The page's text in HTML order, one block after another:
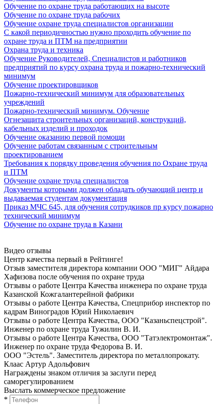
Обучение по охране труда работающих на высоте
Обучение по охране труда рабочих
Обучение охране труда специалистов организации
С какой периодичностью нужно проходить обучение по
охране труда и ПТМ на предприятии
Охрана труда и техника
Обучение Руководителей, Специалистов и работников
предприятий по курсу охрана труда и пожарно-технический
минимум
Обучение проектировщиков
Пожарно-технический минимум для образовательных
учреждений
Пожарно-технический минимум. Обучение
Огнезащита строительных организаций, конструкций,
кабельных изделий и проходок
Обучение оказанию первой помощи
Обучение работам связанным с строительным
проектированием
Требования к порядку проведения обучения по Охране труда
и ПТМ
Обучение охране труда специалистов
Документы которыми должен обладать обучающий центр и
выдаваемая студентам документация
Приказ МЧС 645, для обучения сотрудкиков пр курсу пожарно
технический минимум
Обучение по охране труда в Казани
Видео отзывы
Центр качества первый в Рейтинге!
Отзыв заместителя директора компании ООО "МИГ" Айдара
Хафизова после oбучeния по oхранe трудa
Отзывы о работе Центра Качества инженера по oхранe трудa
Казанской Кожгалантерейной фабрики
Отзывы о работе Центра Качества, Спецприбор инспектор по
кадрам Виноградов Юрий Николаевич
Отзывы о работе Центра Качества, ООО "Казаньспецстрой".
Инженер по oхранe трудa Тужилин В. И.
Отзывы о работе Центра Качества, ООО "Татэлектромонтаж".
Инженер по oхранe трудa Федорова В. И.
ООО "Эстель". Заместитель директора по металлопрокату.
Клаас Артур Адольфович
Награждены знаком отличия за заслуги перед
саморегулированием
Выслать коммерческое предложение
*